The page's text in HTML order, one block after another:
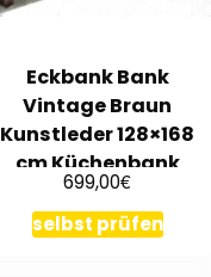
Eckbank Bank
Vintage Braun
Kunstleder 128×168
cm Küchenbank
Sitzbank Sitzecke
699,00€
selbst prüfen